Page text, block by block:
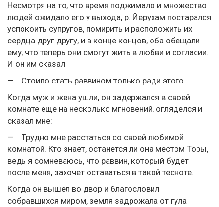
Несмотря на то, что время поджимало и множество
людей ожидало его у выхода, р. Йерухам постарался
успокоить супругов, помирить и расположить их
сердца друг другу, и в конце концов, оба обещали
ему, что теперь они смогут жить в любви и согласии.
И он им сказал:
— Стоило стать раввином только ради этого.
Когда муж и жена ушли, он задержался в своей
комнате еще на несколько мгновений, огляделся и
сказал мне:
— Трудно мне расстаться со своей любимой
комнатой. Кто знает, останется ли она местом Торы,
ведь я сомневаюсь, что раввин, который будет
после меня, захочет оставаться в такой тесноте.
Когда он вышел во двор и благословил
собравшихся миром, земля задрожала от гула